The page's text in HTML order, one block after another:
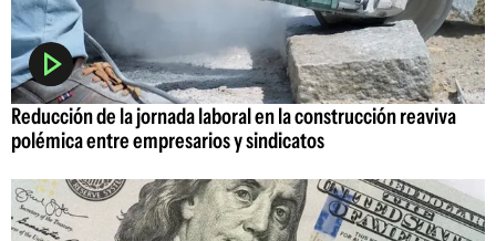
Reducción de la jornada laboral en la construcción reaviva
polémica entre empresarios y sindicatos